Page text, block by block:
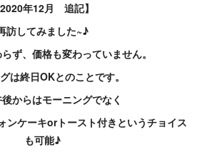
2020年12月 追記】
訪してみました~♪
ず、価格も変わっていません。
は終日OKとのことです。
からはモーニングでなく
ンケーキorトースト付きというチョイス
も可能♪